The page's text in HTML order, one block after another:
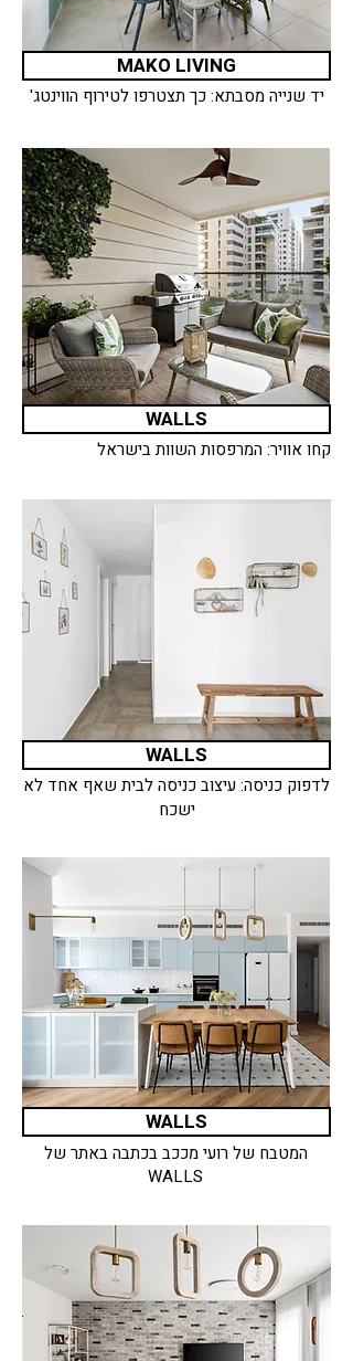
MAKO LIVING
יד שנייה מסבתא: כך תצטרפו לטירוף הווינטג'
WALLS
קחו אוויר: המרפסות השוות בישראל
WALLS
לדפוק כניסה: עיצוב כניסה לבית שאף אחד לא
ישכח
WALLS
המטבח של רועי מככב בכתבה באתר של
WALLS